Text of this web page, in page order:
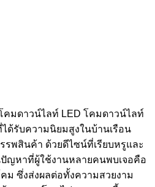
มดาวน์ไลท์ LED โคมดาวน์ไลท์
ด้รับความนิยมสูงในบ้านเรือน
รพสินค้า ด้วยดีไซน์ที่เรียบหรูและ
ญหาที่ผู้ใช้งานหลายคนพบเจอคือ
ม ซึ่งส่งผลต่อทั้งความสวยงาม